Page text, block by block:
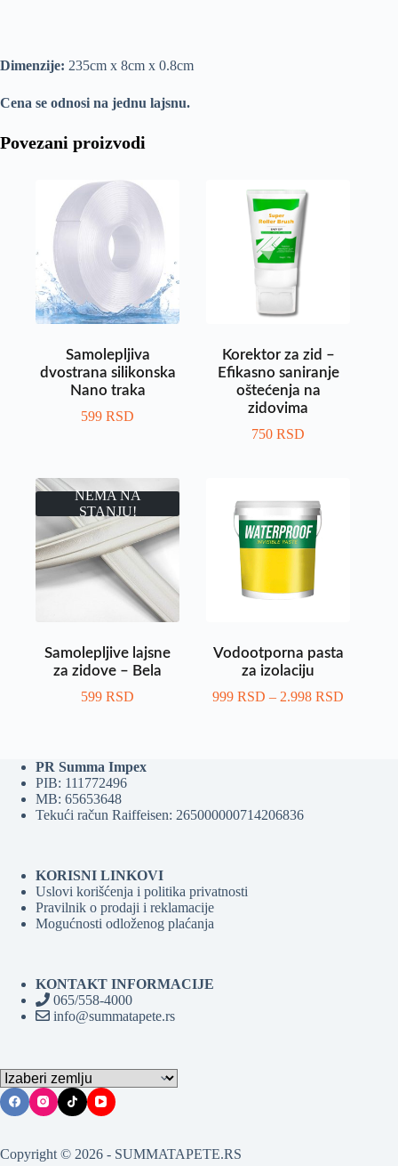
Dimenzije: 235cm x 8cm x 0.8cm
Cena se odnosi na jednu lajsnu.
Povezani proizvodi
Samolepljiva
dvostrana silikonska
Nano traka
599RSD
Korektor za zid –
Efikasno saniranje
oštećenja na
zidovima
750RSD
NEMA NA
STANJU!
Samolepljive lajsne
za zidove – Bela
599RSD
Vodootporna pasta
za izolaciju
999RSD – 2.998RSD
PR Summa Impex
PIB: 111772496
MB: 65653648
Tekući račun Raiffeisen: 265000000714206836
KORISNI LINKOVI
Uslovi korišćenja i politika privatnosti
Pravilnik o prodaji i reklamacije
Mogućnosti odloženog plaćanja
KONTAKT INFORMACIJE
065/558-4000
info@summatapete.rs
Copyright © 2026 - SUMMATAPETE.RS